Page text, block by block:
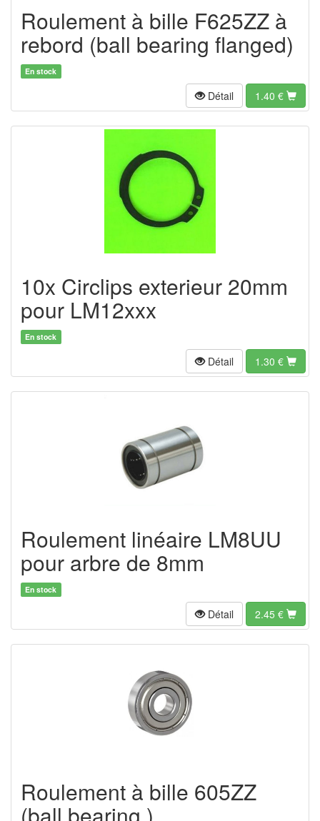
Roulement à bille F625ZZ à
rebord (ball bearing flanged)
En stock
Détail 1.40 €
10x Circlips exterieur 20mm
pour LM12xxx
En stock
Détail 1.30 €
Roulement linéaire LM8UU
pour arbre de 8mm
En stock
Détail 2.45 €
Roulement à bille 605ZZ
(ball bearing )